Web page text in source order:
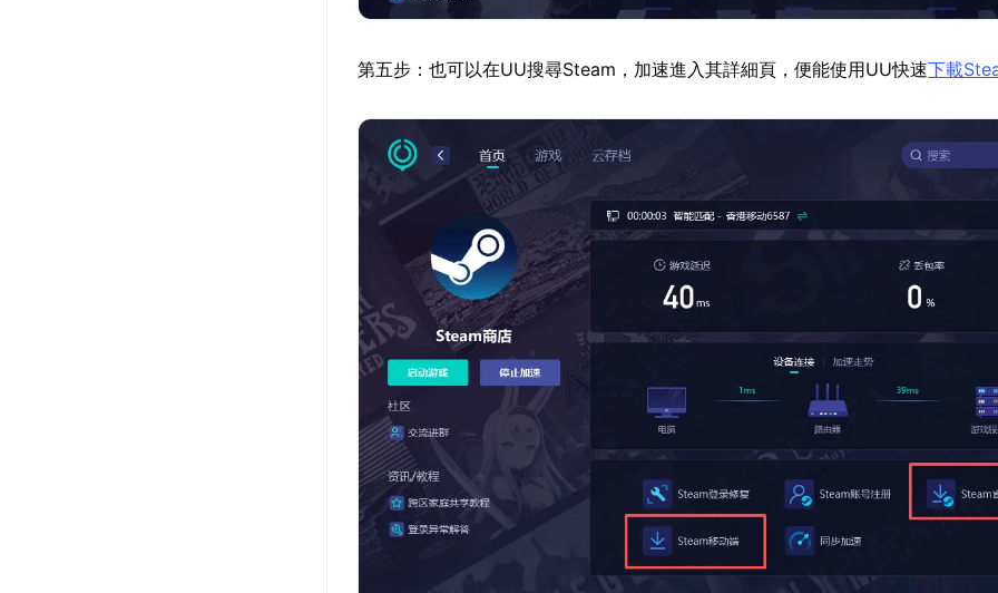
第五步：也可以在UU搜尋Steam，加速進入其詳細頁，便能使用UU快速下載